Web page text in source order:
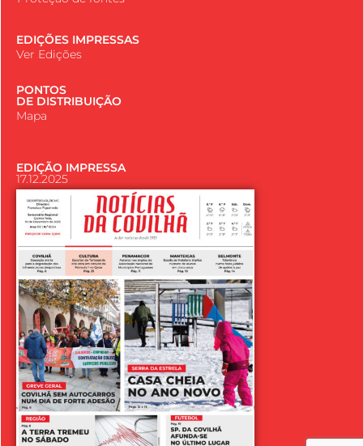
EDIÇÕES IMPRESSAS
Ver Edições
PONTOS
DE DISTRIBUIÇÃO
Mapa
EDIÇÃO IMPRESSA
17.12.2025